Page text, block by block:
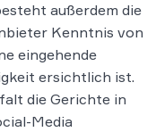
außerdem die
Kenntnis von
eingehende
ersichtlich ist.
die Gerichte in
Media